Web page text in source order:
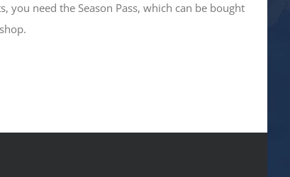
need the Season Pass, which can be bought